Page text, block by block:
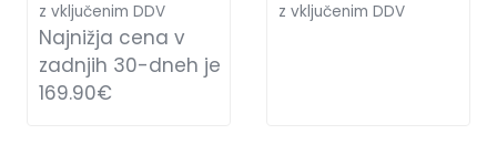
z vključenim DDV
Najnižja cena v
zadnjih 30-dneh je
169.90€
z vključenim DDV